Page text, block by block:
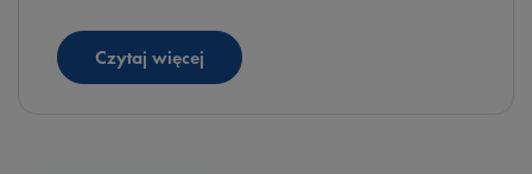
jest bardzo wytrzymała i stabilna. Płyty OSB są szeroko
stosowane w budownictwie, stolarstwie i innych
Czytaj więcej